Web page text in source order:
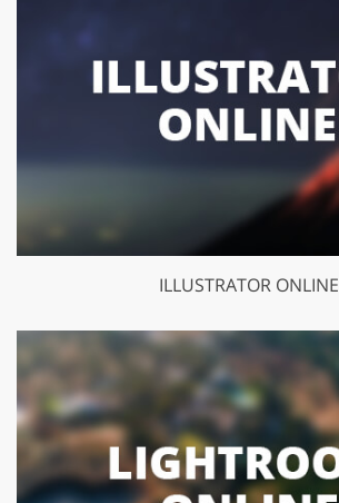
ILLUSTRATOR ONLINE